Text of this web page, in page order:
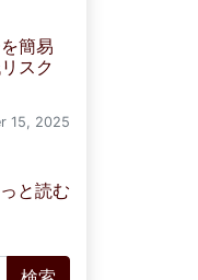
簡易
スク
15, 2025
と読む